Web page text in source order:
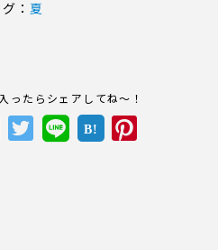
： 夏
ったらシェアしてね～！
B!